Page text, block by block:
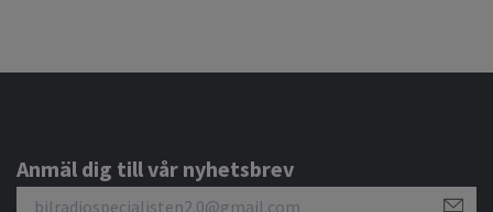
Anmäl dig till vår nyhetsbrev